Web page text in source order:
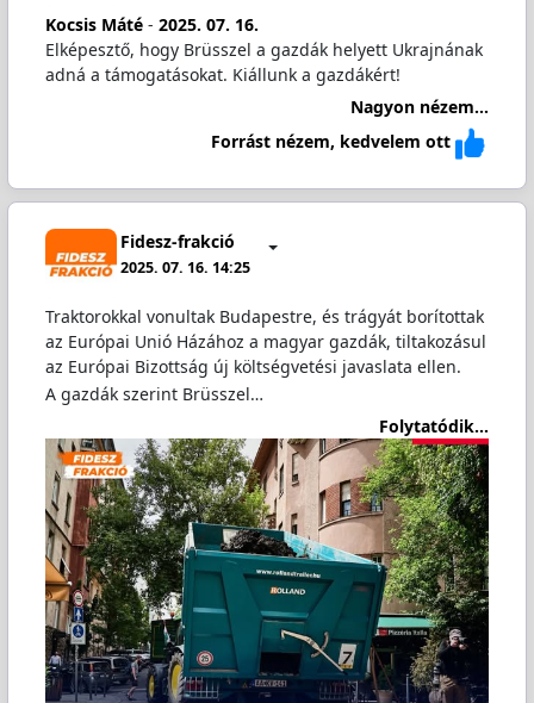
Kocsis Máté- 2025. 07. 16.
Elképesztő, hogy Brüsszel a gazdák helyett Ukrajnának
adná a támogatásokat. Kiállunk a gazdákért!
Nagyon nézem...
Forrást nézem, kedvelem ott
Fidesz-frakció
2025. 07. 16. 14:25
Traktorokkal vonultak Budapestre, és trágyát borítottak
az Európai Unió Házához a magyar gazdák, tiltakozásul
az Európai Bizottság új költségvetési javaslata ellen.
A gazdák szerint Brüsszel…
Folytatódik...